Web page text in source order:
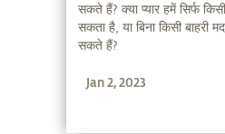
सकते हैं? क्या प्यार हमें सिर्फ
सकता है, या बिना किसी बाहरी
सकते हैं?
Jan 2, 2023